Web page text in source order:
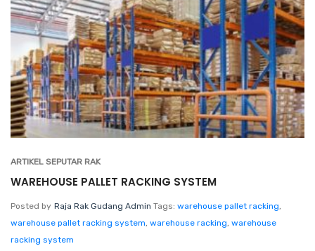
ARTIKEL SEPUTAR RAK
WAREHOUSE PALLET RACKING SYSTEM
Posted by Raja Rak Gudang Admin Tags: warehouse pallet racking,
warehouse pallet racking system, warehouse racking, warehouse
racking system